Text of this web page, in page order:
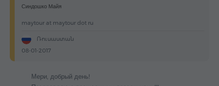
Синдошко Майя
maytour at maytour dot ru
Ռուսաստան
08-01-2017
Мери, добрый день!